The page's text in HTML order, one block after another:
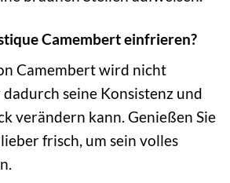
Camembert einfrieren?
Camembert wird nicht
seine Konsistenz und
verändern kann. Genießen Sie
frisch, um sein volles